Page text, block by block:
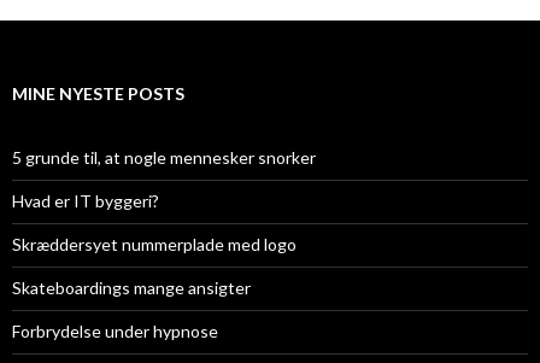
MINE NYESTE POSTS
5 grunde til, at nogle mennesker snorker
Hvad er IT byggeri?
Skræddersyet nummerplade med logo
Skateboardings mange ansigter
Forbrydelse under hypnose